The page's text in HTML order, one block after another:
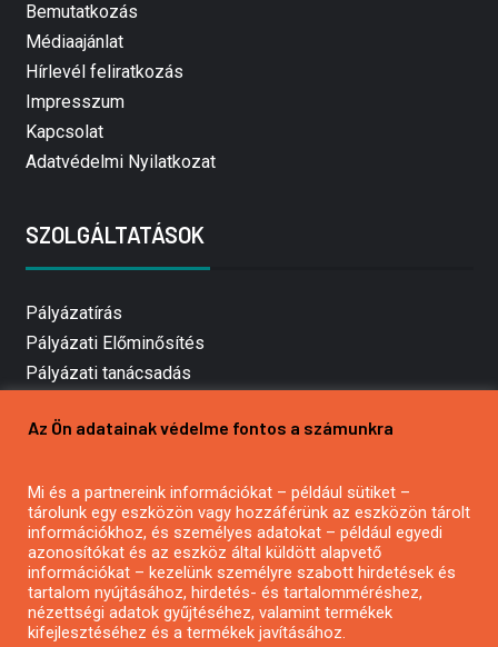
Bemutatkozás
Médiaajánlat
Hírlevél feliratkozás
Impresszum
Kapcsolat
Adatvédelmi Nyilatkozat
SZOLGÁLTATÁSOK
Pályázatírás
Pályázati Előminősítés
Pályázati tanácsadás
Mezőgazdasági pályázatírás
Pályázatírás civil szervezeteknek
Pályázatírás önkormányzatoknak
Pályázatfigyelés
Specifikus pályázatfigyelés vagy hírlevél
Az Ön adatainak védelme fontos a számunkra
Mi és a partnereink információkat – például sütiket –
tárolunk egy eszközön vagy hozzáférünk az eszközön tárolt
információkhoz, és személyes adatokat – például egyedi
azonosítókat és az eszköz által küldött alapvető
információkat – kezelünk személyre szabott hirdetések és
tartalom nyújtásához, hirdetés- és tartalomméréshez,
nézettségi adatok gyűjtéséhez, valamint termékek
kifejlesztéséhez és a termékek javításához.